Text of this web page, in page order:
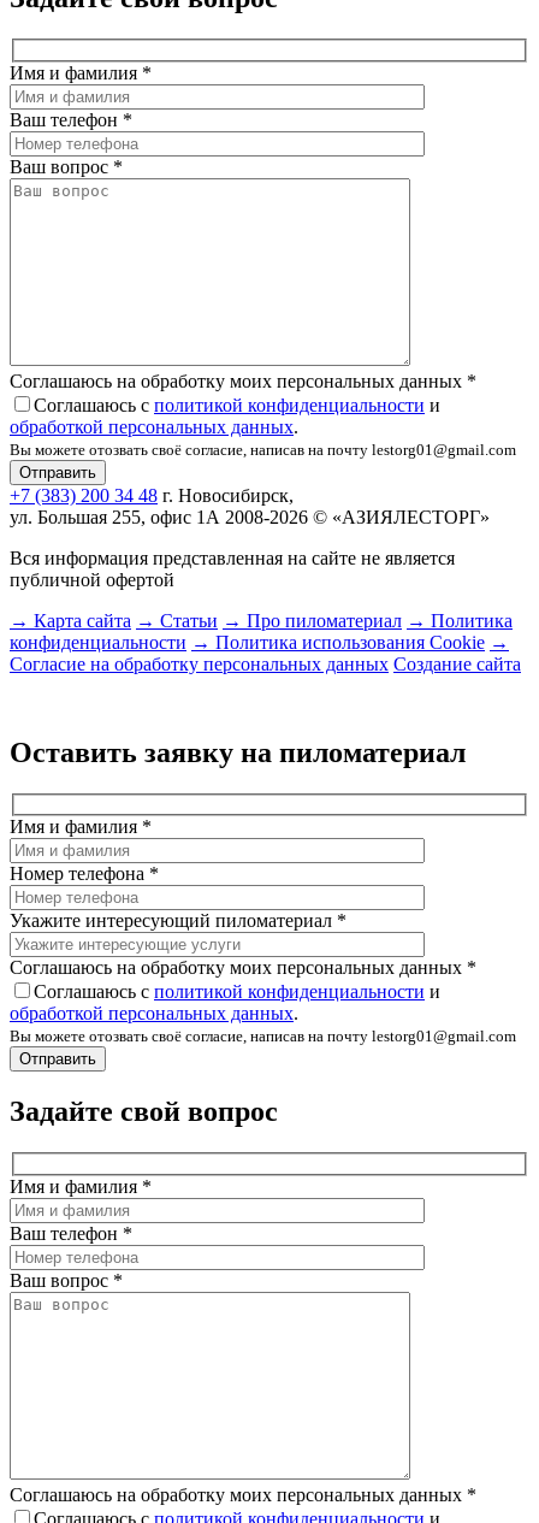
Имя и фамилия *
Ваш телефон *
Ваш вопрос *
Соглашаюсь на обработку моих персональных данных *
Соглашаюсь с политикой конфиденциальности и
обработкой персональных данных.
Вы можете отозвать своё согласие, написав на почту lestorg01@gmail.com
+7 (383) 200 34 48 г. Новосибирск,
ул. Большая 255, офис 1А 2008-2026 © «АЗИЯЛЕСТОРГ»
Вся информация представленная на сайте не является
публичной офертой
→ Карта сайта → Статьи → Про пиломатериал → Политика
конфиденциальности → Политика использования Cookie →
Согласие на обработку персональных данных Создание сайта
Оставить заявку на пиломатериал
Имя и фамилия *
Номер телефона *
Укажите интересующий пиломатериал *
Соглашаюсь на обработку моих персональных данных *
Соглашаюсь с политикой конфиденциальности и
обработкой персональных данных.
Вы можете отозвать своё согласие, написав на почту lestorg01@gmail.com
Задайте свой вопрос
Имя и фамилия *
Ваш телефон *
Ваш вопрос *
Соглашаюсь на обработку моих персональных данных *
Соглашаюсь с политикой конфиденциальности и